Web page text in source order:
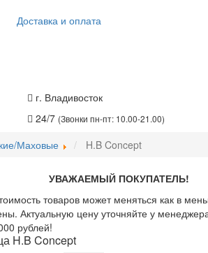
Доставка и оплата
г. Владивосток
24/7 (Звонки пн-пт: 10.00-21.00)
Маховые H.B Concept
УВАЖАЕМЫЙ ПОКУПАТЕЛЬ!
товаров может меняться как в
Актуальную цену уточняйте у
рублей!
H.B Concept